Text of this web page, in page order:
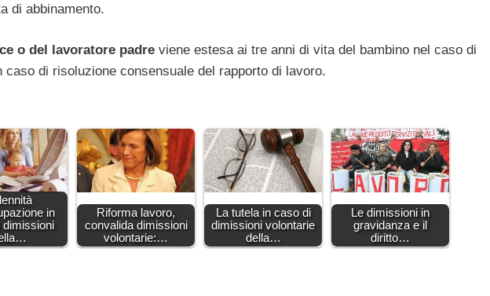
di abbinamento.
o del lavoratore padre viene estesa ai tre anni di vita del bambino nel caso di
di risoluzione consensuale del rapporto di lavoro.
in
dimissioni
Riforma lavoro,
convalida dimissioni
volontarie:…
La tutela in caso di
dimissioni volontarie
della…
Le dimissioni in
gravidanza e il
diritto…